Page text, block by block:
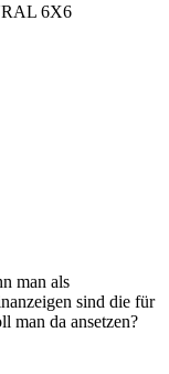
6X6
man als
sind die für
man da ansetzen?